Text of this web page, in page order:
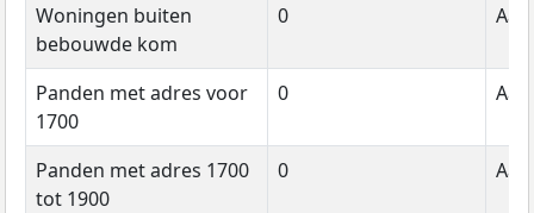
Woningen buiten
bebouwde kom
0
Panden met adres voor
1700
0
Panden met adres 1700
tot 1900
0